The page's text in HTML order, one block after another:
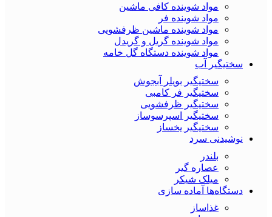
مواد شوینده کافی ماشین
مواد شوینده فر
مواد شوینده ماشین ظرفشویی
مواد شوینده گریل و گریدل
مواد شوینده دستگاه گل خامه
سختیگیر آب
سختیگیر بویلر آبجوش
سختیگیر فر کامبی
سختیگیر ظرفشویی
سختیگیر اسپرسوساز
سختیگیر یخساز
نوشیدنی سرد
بلندر
عصاره گیر
میلک شیکر
دستگاه‌ها آماده سازی
غذاساز